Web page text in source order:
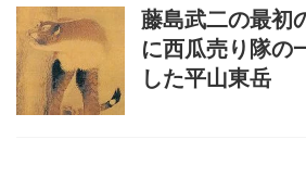
藤島武二の最初
に西瓜売り隊の
した平山東岳